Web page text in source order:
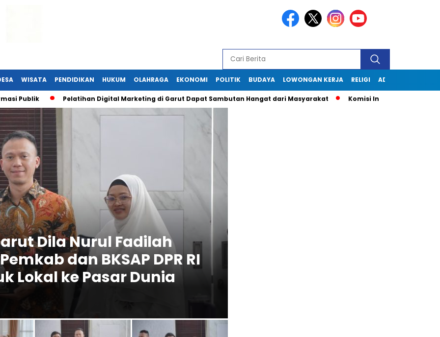
WISATA PENDIDIKAN HUKUM OLAHRAGA EKONOMI POLITIK BUDAYA LOWONGAN KERJA RELIGI ADVERTORIAL
Pelatihan Digital Marketing di Garut Dapat Sambutan Hangat dari Masyarakat Komisi Informasi Jabar Kunjungi
Nurul Fadilah
dan BKSAP DPR RI
ke Pasar Dunia
PEMERINTAHAN
Diplomasi Parlemen Didorong